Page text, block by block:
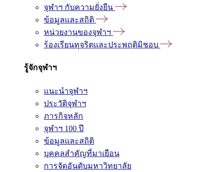
จุฬาฯ กับความยั่งยืน
ข้อมูลและสถิติ
หน่วยงานของจุฬาฯ
ร้องเรียนทุจริตและประพฤติมิชอบ
รู้จักจุฬาฯ
แนะนำจุฬาฯ
ประวัติจุฬาฯ
ภารกิจหลัก
จุฬาฯ 100 ปี
ข้อมูลและสถิติ
บุคคลสำคัญที่มาเยือน
การจัดอันดับมหาวิทยาลัย